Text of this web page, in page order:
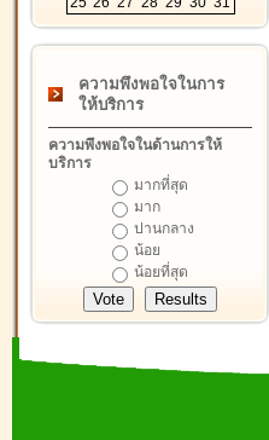
ความพึงพอใจในการ
ให้บริการ
ความพึงพอใจในด้านการให้
บริการ
มากที่สุด
มาก
ปานกลาง
น้อย
น้อยที่สุด